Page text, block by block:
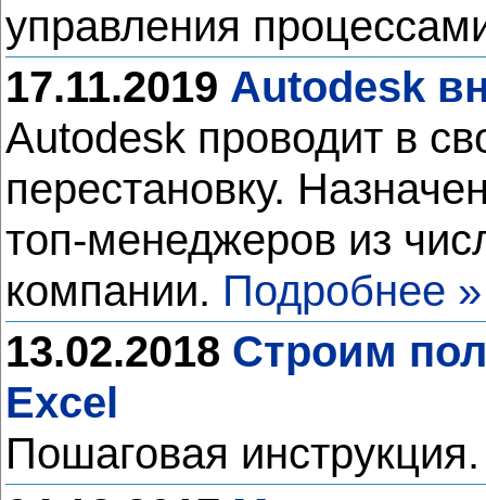
управления
17.11.2019 Autodesk
Autodesk проводит в
перестановку.
топ-менеджеров из
компании. Подробнее »
13.02.2018 Строим
Excel
Пошаговая